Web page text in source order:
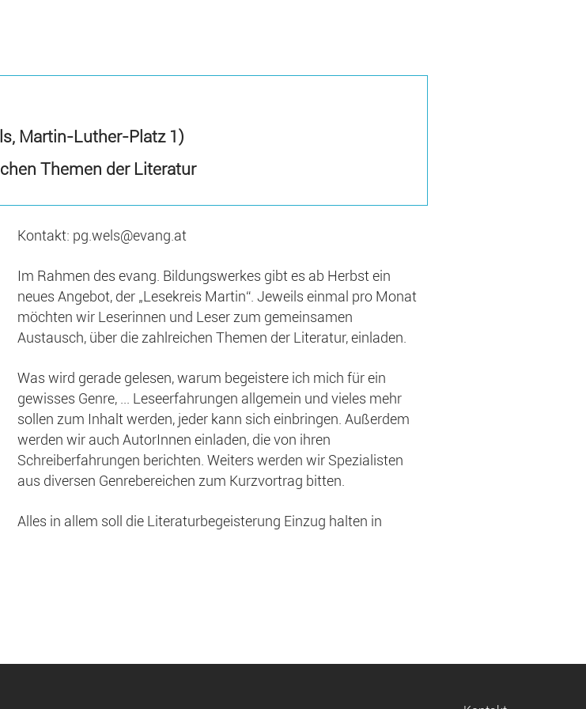
Martin-Luther-Platz 1)
Themen der Literatur
Kontakt: pg.wels@evang.at
Im Rahmen des evang. Bildungswerkes gibt es ab Herbst ein
neues Angebot, der „Lesekreis Martin“. Jeweils einmal pro Monat
möchten wir Leserinnen und Leser zum gemeinsamen
Austausch, über die zahlreichen Themen der Literatur, einladen.
Was wird gerade gelesen, warum begeistere ich mich für ein
gewisses Genre, ... Leseerfahrungen allgemein und vieles mehr
sollen zum Inhalt werden, jeder kann sich einbringen. Außerdem
werden wir auch AutorInnen einladen, die von ihren
Schreiberfahrungen berichten. Weiters werden wir Spezialisten
aus diversen Genrebereichen zum Kurzvortrag bitten.
Alles in allem soll die Literaturbegeisterung Einzug halten in